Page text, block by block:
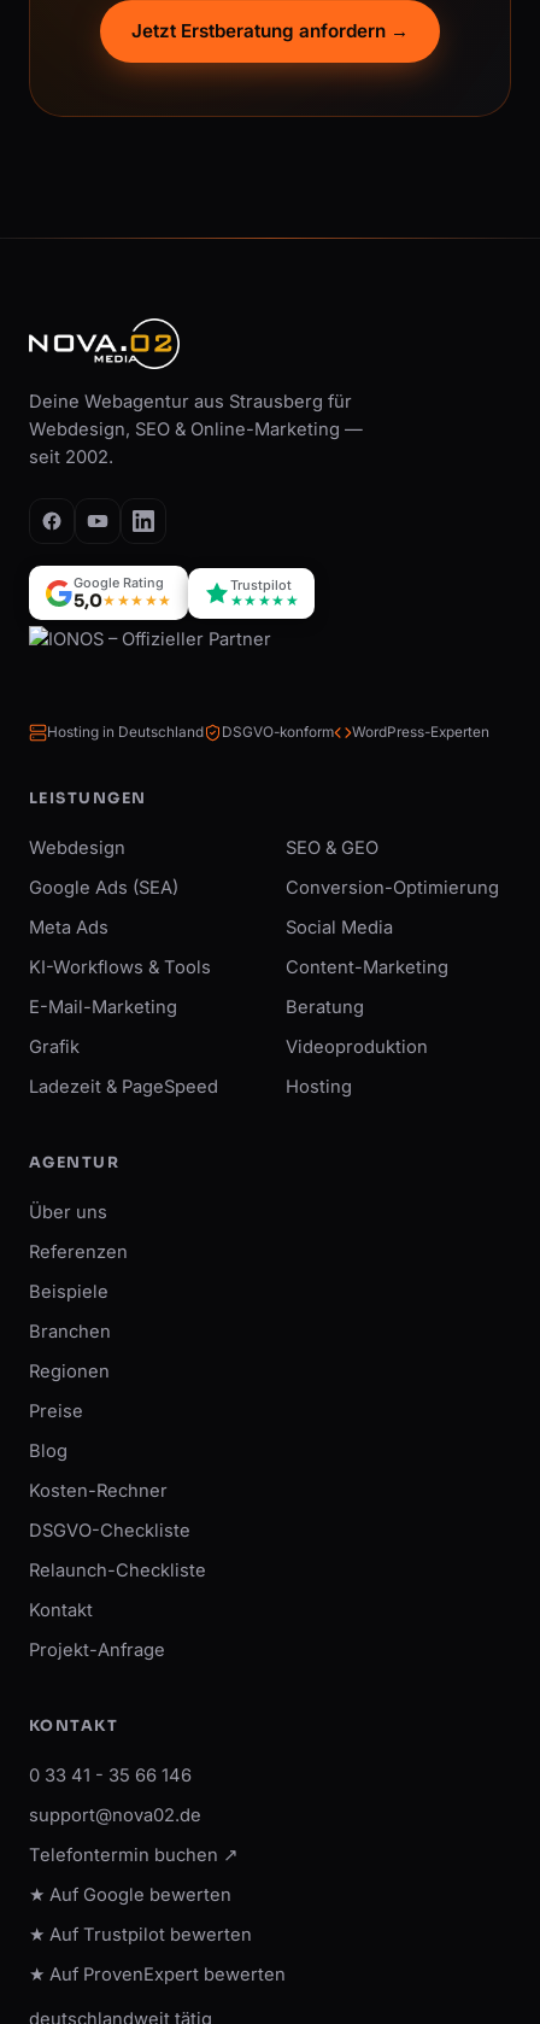
Jetzt Erstberatung anfordern →
Deine Webagentur aus Strausberg für
Webdesign, SEO & Online-Marketing —
seit 2002.
Google Rating
5,0★★★★★
Trustpilot
★★★★★
Hosting in Deutschland DSGVO-konform WordPress-Experten
LEISTUNGEN
Webdesign
SEO & GEO
Google Ads (SEA)
Conversion-Optimierung
Meta Ads
Social Media
KI-Workflows & Tools
Content-Marketing
E-Mail-Marketing
Beratung
Grafik
Videoproduktion
Ladezeit & PageSpeed
Hosting
AGENTUR
Über uns
Referenzen
Beispiele
Branchen
Regionen
Preise
Blog
Kosten-Rechner
DSGVO-Checkliste
Relaunch-Checkliste
Kontakt
Projekt-Anfrage
KONTAKT
0 33 41 - 35 66 146
support@nova02.de
Telefontermin buchen ↗
★ Auf Google bewerten
★ Auf Trustpilot bewerten
★ Auf ProvenExpert bewerten
deutschlandweit tätig